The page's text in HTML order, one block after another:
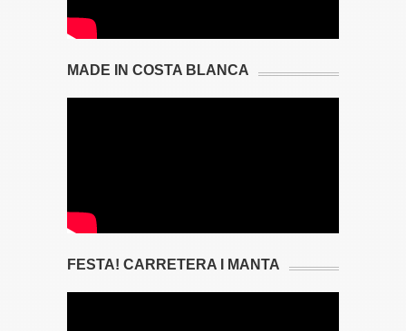
MADE IN COSTA BLANCA
FESTA! CARRETERA I MANTA